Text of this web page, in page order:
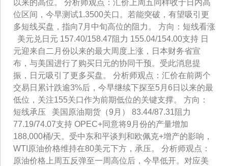
以来的高位。 分析师观点：汇价上周五同样收于日内高
位区间，今早测试1.3500关口。若能突破，有望吸引更
多短线买盘，指向7月中旬高位的阻力。 方向：短线看涨
美元兑日元 157.40/158.47阻力 155.04/154.00支持 日
元迎来自二月份以来的最大周度上涨，日本财务省宣
布，与美国进行了购买日元的协同干预。受此消息提
振，日元吸引了更多买盘。 分析师观点：汇价在前两个
交易日累计跌逾3%后，今早继续下探至5月6日以来的最
低位，关注155关口作为前期低位的关键支撑。 方向：
短线承压 美国原油期货（9月） 83.44/87.31阻力
77.19/74.07支持 OPEC+同意将9月份的产量增加
188,000桶/天。受中东和平谈判和欧佩克+增产的影响，
WTI原油价格维持在80美元下方，承压。 分析师观点：
原油价格上周五反弹至一周高位后，今早低开。对应美